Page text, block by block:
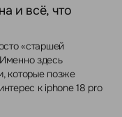
и всё, что
«старшей
здесь
которые позже
к iphone 18 pro